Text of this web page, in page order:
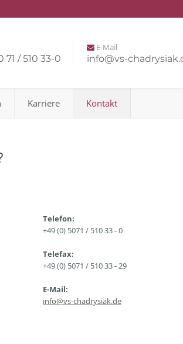
71 / 510 33-0
E-Mail
info@vs-
Karriere Kontakt
Telefon:
+49 (0) 5071 / 510 33 - 0
Telefax:
+49 (0) 5071 / 510 33 - 29
E-Mail:
info@vs-chadrysiak.de